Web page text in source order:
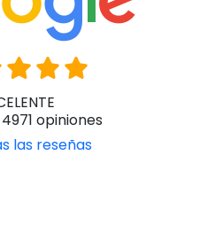
opiniones
las reseñas